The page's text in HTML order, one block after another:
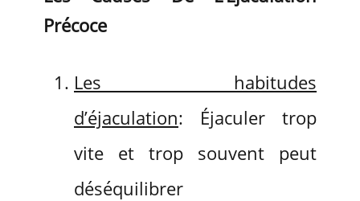
Précoce
Les habitudes
d’éjaculation: Éjaculer trop
vite et trop souvent peut
déséquilibrer